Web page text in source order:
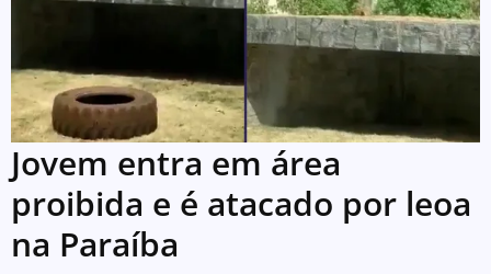
Jovem entra em área
proibida e é atacado por leoa
na Paraíba